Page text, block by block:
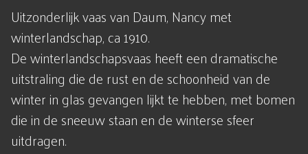
Uitzonderlijk vaas van Daum, Nancy met
winterlandschap, ca 1910.
De winterlandschapsvaas heeft een dramatische
uitstraling die de rust en de schoonheid van de
winter in glas gevangen lijkt te hebben, met bomen
die in de sneeuw staan en de winterse sfeer
uitdragen.